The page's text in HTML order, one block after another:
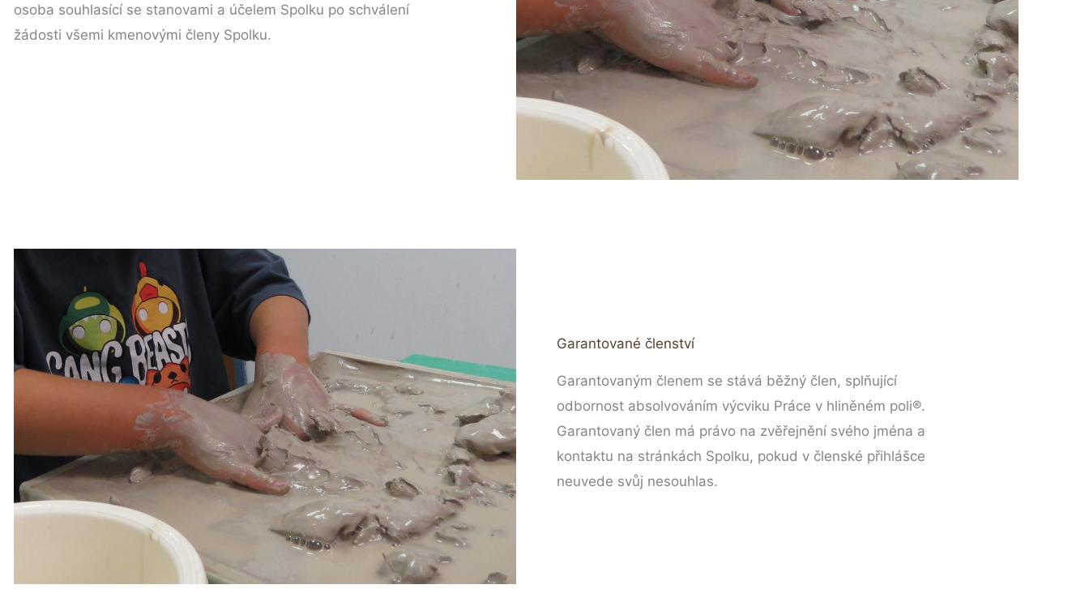
osoba souhlasící se stanovami a účelem Spolku po schválení
žádosti všemi kmenovými členy Spolku.
Garantované členství
Garantovaným členem se stává běžný člen, splňující
odbornost absolvováním výcviku Práce v hliněném poli®.
Garantovaný člen má právo na zvěřejnění svého jména a
kontaktu na stránkách Spolku, pokud v členské přihlášce
neuvede svůj nesouhlas.